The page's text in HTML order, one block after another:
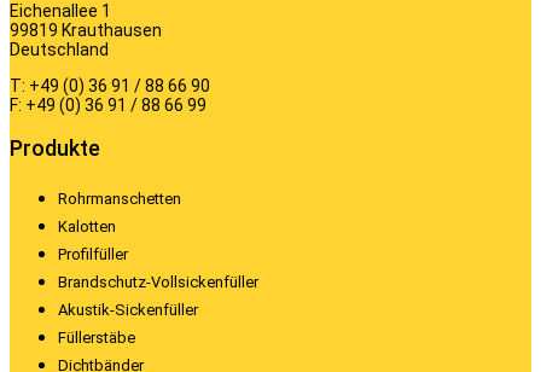
Eichenallee 1
99819 Krauthausen
Deutschland
T: +49 (0) 36 91 / 88 66 90
F: +49 (0) 36 91 / 88 66 99
Produkte
Rohrmanschetten
Kalotten
Profilfüller
Brandschutz-Vollsickenfüller
Akustik-Sickenfüller
Füllerstäbe
Dichtbänder